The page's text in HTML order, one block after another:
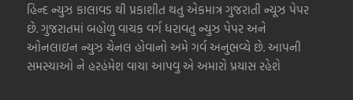
હિન્દ ન્યુઝ કાલાવડ થી પ્રકાશીત થતુ એકમાત્ર ગુજરાતી ન્યૂઝ પેપર
છે. ગુજરાતમાં બહોળુ વાચક વર્ગ ધરાવતુ ન્યુઝ પેપર અને
ઓનલાઇન ન્યુઝ ચેનલ હોવાનો અમે ગર્વ અનુભવ્યે છે. આપની
સમસ્યાઓ ને હરહંમેશ વાચા આપવુ એ અમારો પ્રયાસ રહેશે